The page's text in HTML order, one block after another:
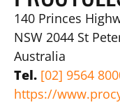
140 Princes
NSW 2044 St
Australia
Tel. [02] 9564
https://